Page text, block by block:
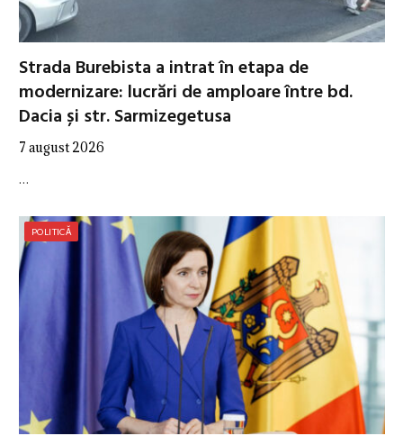
Strada Burebista a intrat în etapa de
modernizare: lucrări de amploare între bd.
Dacia și str. Sarmizegetusa
7 august 2026
…
POLITICĂ